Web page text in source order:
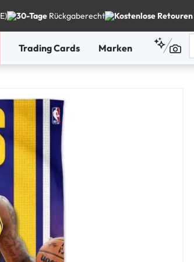
30-Tage Rückgaberecht Kostenlose Retouren
Trading Cards Marken